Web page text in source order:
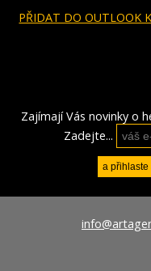
PŘIDAT DO OUTLOOK
Zajímají Vás novinky o
Zadejte...